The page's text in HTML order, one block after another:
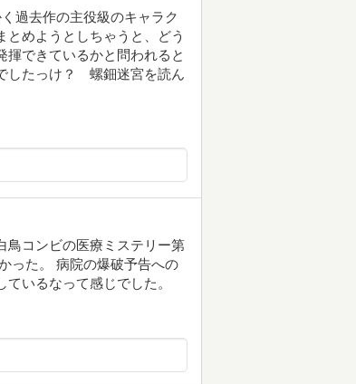
去作の主役級のキャラク
めようとしちゃうと、どう
揮できているかと問われると
したっけ？ 螺鈿迷宮を読ん
鳥コンビの医療ミステリー第
った。 病院の爆破予告への
いるなって感じでした。